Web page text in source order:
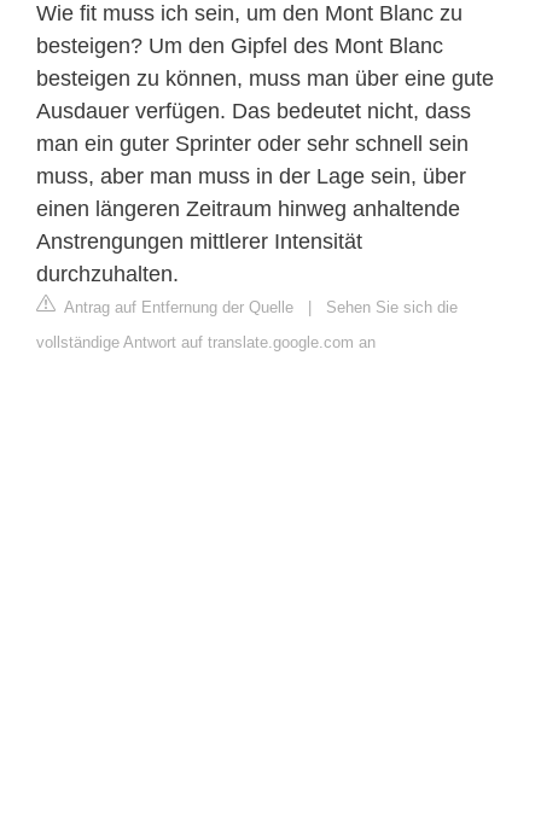
Wie fit muss ich sein, um den Mont Blanc zu
besteigen? Um den Gipfel des Mont Blanc
besteigen zu können, muss man über eine gute
Ausdauer verfügen. Das bedeutet nicht, dass
man ein guter Sprinter oder sehr schnell sein
muss, aber man muss in der Lage sein, über
einen längeren Zeitraum hinweg anhaltende
Anstrengungen mittlerer Intensität
durchzuhalten.
Antrag auf Entfernung der Quelle
Sehen Sie sich die
vollständige Antwort auf translate.google.com an